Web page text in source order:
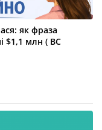
як фраза
$1,1 млн ( ВС